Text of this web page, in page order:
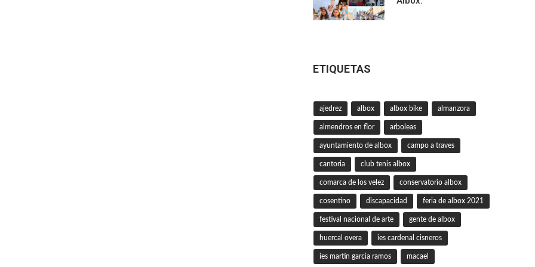
ETIQUETAS
ajedrez albox albox bike almanzora
almendros en flor arboleas
ayuntamiento de albox campo a traves
cantoria club tenis albox
comarca de los velez conservatorio albox
cosentino discapacidad feria de albox 2021
festival nacional de arte gente de albox
huercal overa ies cardenal cisneros
ies martin garcia ramos macael